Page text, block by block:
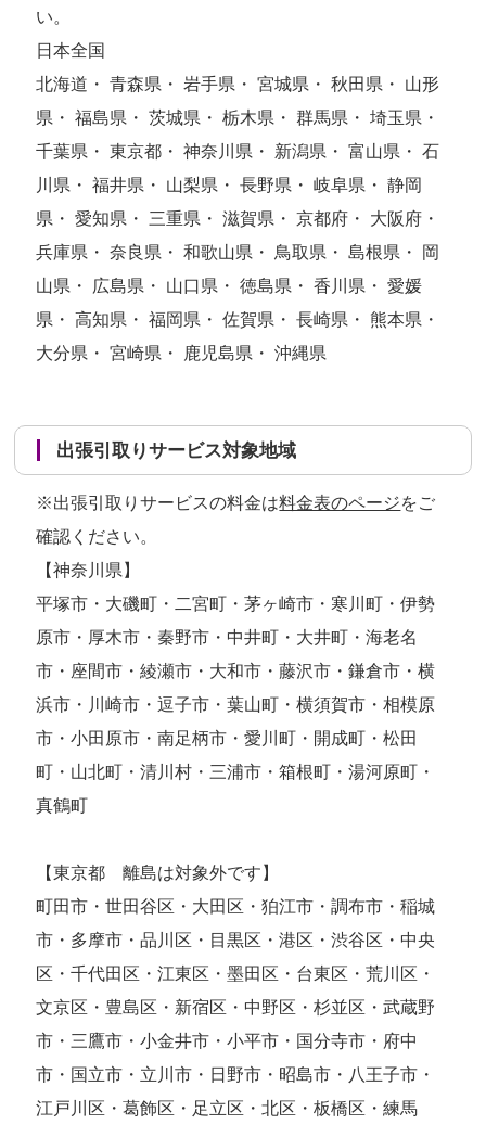
い。
日本全国
北海道・ 青森県・ 岩手県・ 宮城県・ 秋田県・ 山形
県・ 福島県・ 茨城県・ 栃木県・ 群馬県・ 埼玉県・
千葉県・ 東京都・ 神奈川県・ 新潟県・ 富山県・ 石
川県・ 福井県・ 山梨県・ 長野県・ 岐阜県・ 静岡
県・ 愛知県・ 三重県・ 滋賀県・ 京都府・ 大阪府・
兵庫県・ 奈良県・ 和歌山県・ 鳥取県・ 島根県・ 岡
山県・ 広島県・ 山口県・ 徳島県・ 香川県・ 愛媛
県・ 高知県・ 福岡県・ 佐賀県・ 長崎県・ 熊本県・
大分県・ 宮崎県・ 鹿児島県・ 沖縄県
出張引取りサービス対象地域
※出張引取りサービスの料金は料金表のページをご
確認ください。
【神奈川県】
平塚市・大磯町・二宮町・茅ヶ崎市・寒川町・伊勢
原市・厚木市・秦野市・中井町・大井町・海老名
市・座間市・綾瀬市・大和市・藤沢市・鎌倉市・横
浜市・川崎市・逗子市・葉山町・横須賀市・相模原
市・小田原市・南足柄市・愛川町・開成町・松田
町・山北町・清川村・三浦市・箱根町・湯河原町・
真鶴町
【東京都 離島は対象外です】
町田市・世田谷区・大田区・狛江市・調布市・稲城
市・多摩市・品川区・目黒区・港区・渋谷区・中央
区・千代田区・江東区・墨田区・台東区・荒川区・
文京区・豊島区・新宿区・中野区・杉並区・武蔵野
市・三鷹市・小金井市・小平市・国分寺市・府中
市・国立市・立川市・日野市・昭島市・八王子市・
江戸川区・葛飾区・足立区・北区・板橋区・練馬